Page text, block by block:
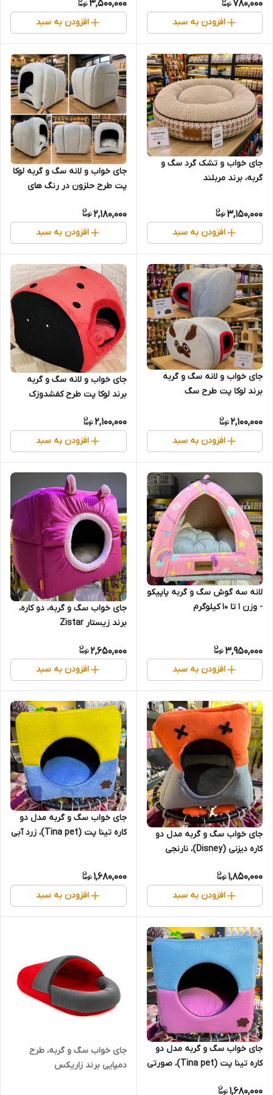
780,000
افزودن به سبد
3,500,000
افزودن به سبد
جای خواب و تشک گرد سگ و
گربه، برند مربلند
3,150,000
افزودن به سبد
جای خواب و لانه سگ و گربه لوکا
پت طرح حلزون در رنگ های
2,180,000
افزودن به سبد
جای خواب و لانه سگ و گربه
برند لوکا پت طرح سگ
2,100,000
افزودن به سبد
جای خواب و لانه سگ و گربه
برند لوکا پت طرح کفشدوزک
2,100,000
افزودن به سبد
لانه سه گوش سگ و گربه پاپیکو
- وزن ۱ تا ۱۰ کیلوگرم
3,950,000
افزودن به سبد
جای خواب سگ و گربه، دو کاره،
برند زیستار Zistar
2,650,000
افزودن به سبد
جای خواب سگ و گربه مدل دو
کاره دیزنی (Disney)، نارنجی
1,850,000
افزودن به سبد
جای خواب سگ و گربه مدل دو
کاره تینا پت (Tina pet)، زرد آبی
1,680,000
افزودن به سبد
جای خواب سگ و گربه مدل دو
کاره تینا پت (Tina pet)، صورتی
1,680,000
جای خواب سگ و گربه، طرح
دمپایی برند زاریکس